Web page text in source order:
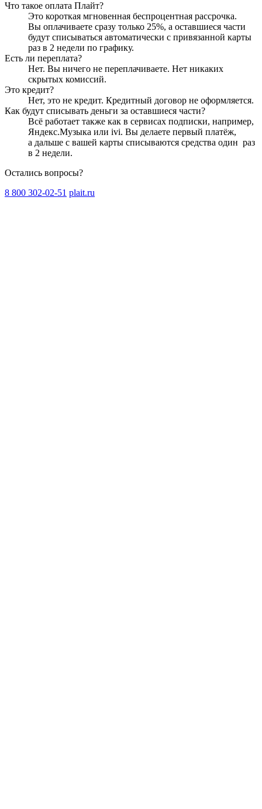
Что такое оплата Плайт?
Это короткая мгновенная беспроцентная рассрочка.
Вы оплачиваете сразу только 25%, а оставшиеся части
будут списываться автоматически с привязанной карты
раз в 2 недели по графику.
Есть ли переплата?
Нет. Вы ничего не переплачиваете. Нет никаких
скрытых комиссий.
Это кредит?
Нет, это не кредит. Кредитный договор не оформляется.
Как будут списывать деньги за оставшиеся части?
Всё работает также как в сервисах подписки, например,
Яндекс.Музыка или ivi. Вы делаете первый платёж,
а дальше с вашей карты списываются средства один раз
в 2 недели.
Остались вопросы?
8 800 302-02-51 plait.ru